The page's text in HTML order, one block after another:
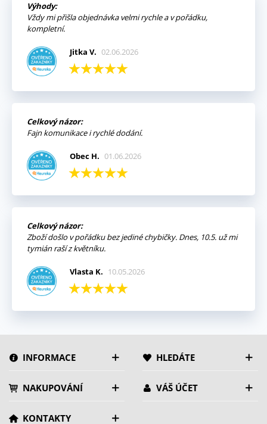
Výhody:
Vždy mi přišla objednávka velmi rychle a v pořádku,
kompletní.
Jitka V. 02.06.2026
Celkový názor:
Fajn komunikace i rychlé dodání.
Obec H. 01.06.2026
Celkový názor:
Zboží došlo v pořádku bez jediné chybičky. Dnes, 10.5. už mi
tymián raší z květníku.
Vlasta K. 10.05.2026
INFORMACE HLEDÁTE
NAKUPOVÁNÍ VÁŠ ÚČET
KONTAKTY